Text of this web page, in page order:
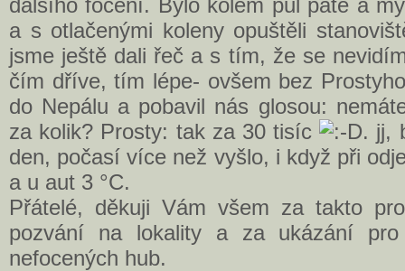
dalšího focení. Bylo kolem půl páté a
a s otlačenými koleny opuštěli
jsme ještě dali řeč a s tím, že se
čím dříve, tím lépe- ovšem bez
do Nepálu a pobavil nás glosou:
za kolik? Prosty: tak za 30 tisíc
. jj,
den, počasí více než vyšlo, i když při
a u aut 3 °C.
Přátelé, děkuji Vám všem za takto
pozvání na lokality a za ukázání
nefocených hub.